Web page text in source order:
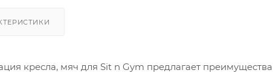
кресла, мяч для Sit n Gym предлагает